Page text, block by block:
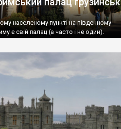
населеному пункті на південному
є свій палац (а часто і не один).